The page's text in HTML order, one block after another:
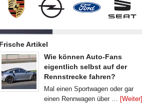
Frische Artikel
Wie können Auto-Fans
eigentlich selbst auf der
Rennstrecke fahren?
Mal einen Sportwagen oder gar
einen Rennwagen über … [Weiter]